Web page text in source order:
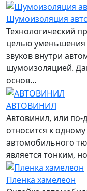
Шумоизоляция
Технологический
целью
звуков внутри
шумоизоляцией.
основ…
АВТОВИНИЛ
Автовинил, или по-
относится к
автомобильного
является тонким,
Пленка хамелеон